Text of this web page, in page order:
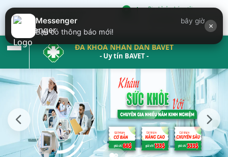
Messenger bây giờ
Bạn có thông báo mới! ×
Địa chỉ của chúng tôi:
Krong Bavet ( đối diện trung
tâm thương mại Bavet)
ĐA KHOA NHÂN DÂN BAVET
- Uy tín BAVET -